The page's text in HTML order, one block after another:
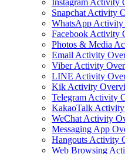
Instagram Activity
Snapchat Activity
WhatsApp
Facebook Activity
Photos & Media
Email Activity
Viber Activity
LINE Activity
Kik Activity
Telegram Activity
KakaoTalk
WeChat Activity
Messaging App
Hangouts Activity
Web Browsing